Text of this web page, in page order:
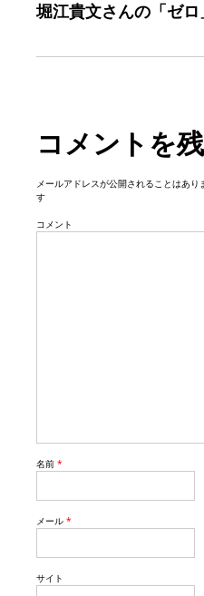
v
n
堀江貴文さんの「ゼロ
コメントを
メールアドレスが公開されることはあり
す
コメント
名前 *
メール *
サイト